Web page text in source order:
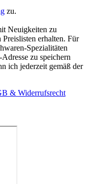
zu.
Neuigkeiten zu
erhalten. Für
Spezialitäten
zu speichern
ich jederzeit gemäß der
& Widerrufsrecht